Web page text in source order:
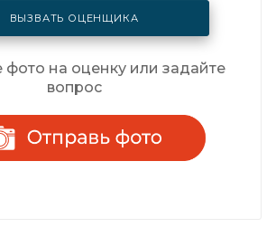
ВЫЗВАТЬ ОЦЕНЩИКА
фото на оценку или задайте
вопрос